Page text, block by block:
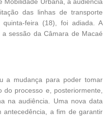
das linhas de transporte
quinta-feira (18), foi adiada. A
sessão da Câmara de Macaé
a mudança para poder tomar
processo e, posteriormente,
na audiência. Uma nova data
antecedência, a fim de garantir